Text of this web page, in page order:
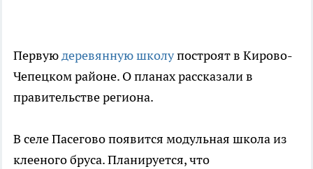
Первуюдеревянную школупостроят в Кирово-
Чепецком районе. О планах рассказали в
правительстве региона.
В селе Пасегово появится модульная школа из
клееного бруса. Планируется, что